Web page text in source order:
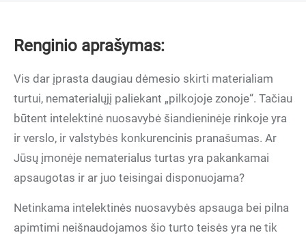
Renginio aprašymas:
Vis dar įprasta daugiau dėmesio skirti materialiam
turtui, nematerialųjį paliekant „pilkojoje zonoje“. Tačiau
būtent intelektinė nuosavybė šiandieninėje rinkoje yra
ir verslo, ir valstybės konkurencinis pranašumas. Ar
Jūsų įmonėje nematerialus turtas yra pakankamai
apsaugotas ir ar juo teisingai disponuojama?
Netinkama intelektinės nuosavybės apsauga bei pilna
apimtimi neišnaudojamos šio turto teisės yra ne tik